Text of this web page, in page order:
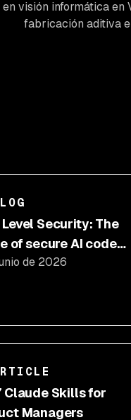
visión informática
fabricación aditiva
Level Security: The
of secure AI code
de 2026
Claude Skills for
Managers